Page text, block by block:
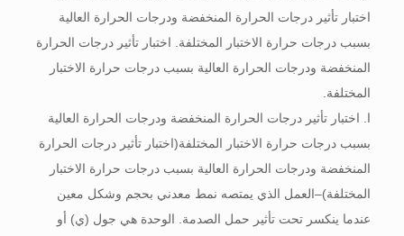
اختبار تأثير درجات الحرارة المنخفضة ودرجات الحرارة العالية
بسبب درجات حرارة الاختبار المختلفة. اختبار تأثير درجات الحرارة
المنخفضة ودرجات الحرارة العالية بسبب درجات حرارة الاختبار
المختلفة.
ا. اختبار تأثير درجات الحرارة المنخفضة ودرجات الحرارة العالية
بسبب درجات حرارة الاختبار المختلفة(اختبار تأثير درجات الحرارة
المنخفضة ودرجات الحرارة العالية بسبب درجات حرارة الاختبار
المختلفة)–العمل الذي يمتصه نمط معدني بحجم وشكل معين
عندما ينكسر تحت تأثير حمل الصدمة. الوحدة هي جول (ي) أو